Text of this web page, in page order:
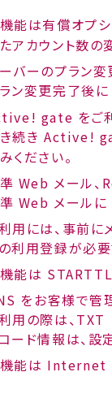
能は有償オプシ
アカウント数の
バーのプラン
ン変更完了後に
gate をご利
続き Active!
ください。
Web メール、
Web メールに
用には、事前に
利用登録が必要
能は
をお客様で管
用の際は、TXT
ード情報は、設
能は Internet